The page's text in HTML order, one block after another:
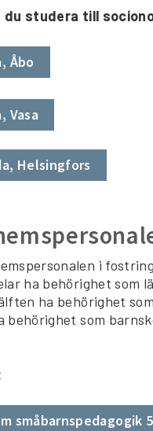
du studera till
Åbo
Vasa
Helsingfors
i
ha behörighet som
ha behörighet
behörighet som
småbarnspedagogik